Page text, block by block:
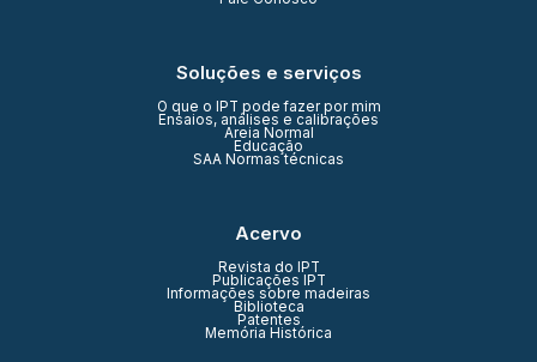
Soluções e serviços
O que o IPT pode fazer por mim
Ensaios, análises e calibrações
Areia Normal
Educação
SAA Normas técnicas
Acervo
Revista do IPT
Publicações IPT
Informações sobre madeiras
Biblioteca
Patentes
Memória Histórica